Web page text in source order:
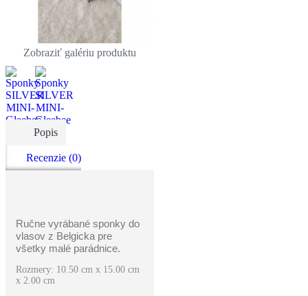
Zobraziť galériu produktu
Popis
Recenzie (0)
Ručne vyrábané sponky do
vlasov z Belgicka pre
všetky malé parádnice.
Rozmery: 10.50 cm x 15.00 cm
x 2.00 cm